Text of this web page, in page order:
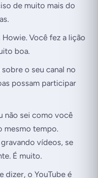
de muito mais do
Você fez a lição
boa.
o seu canal no
possam participar
não sei como você
mesmo tempo.
vídeos, se
É muito.
dizer, o YouTube é